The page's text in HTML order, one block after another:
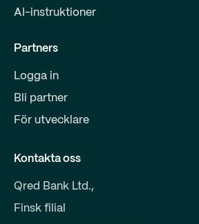
AI-instruktioner
Partners
Logga in
Bli partner
För utvecklare
Kontakta oss
Qred Bank Ltd.,
Finsk filial